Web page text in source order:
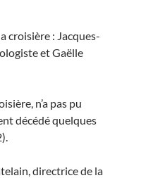
croisière : Jacques-
et Gaëlle
n’a pas pu
décédé quelques
directrice de la